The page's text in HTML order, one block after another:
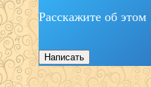
Расскажите об этом
Написать